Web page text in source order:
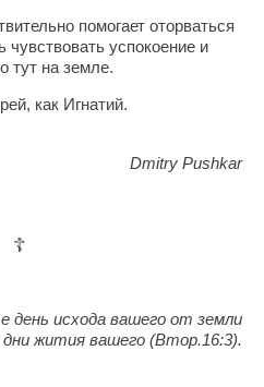
помогает оторваться
успокоение и
тут на земле.
как Игнатий.
Dmitry Pushkar
☦
день исхода вашего от земли
дни жития вашего (Втор.16:3).